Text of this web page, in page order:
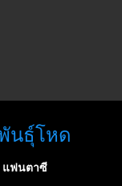
นธุ์โหด
แฟนตาซี